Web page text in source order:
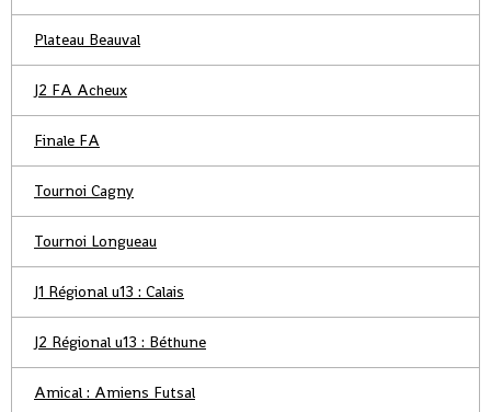
Plateau Beauval
J2 FA Acheux
Finale FA
Tournoi Cagny
Tournoi Longueau
J1 Régional u13 : Calais
J2 Régional u13 : Béthune
Amical : Amiens Futsal